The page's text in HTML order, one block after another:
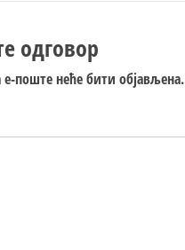
одговор
е-поште неће бити објављена.